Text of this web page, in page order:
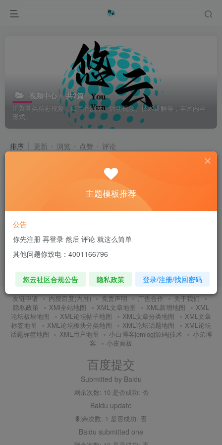
视频中心 共2篇
汇聚各类精彩视频，如产品演示、活动视频、技术讲解等，丰富内容
形式。
排序 更新 浏览 点赞 评论
《哪吒之魔童闹海》：闪耀全球动画票
房榜的国漫之光
# 哪吒之魔童闹海
球票房榜TOP10
# 哪吒2
友链申请 内搜百度(内推) 免责声明 广告合作
关于我们
隐私政策
XMl全站地图 XML文章地图 XML新增地图
XML
论坛板块地图
XML论坛帖子地图 XML文章分类地图
XML文章
标签地图
XML论坛板块分类地图 XML论坛话题地图
XML论坛
话题标签地图
XML用户地图 小白博客|emlog|源码|技术
小弟博
客
小皮面板
百度提交
Submitted by Baidu
剩余次数: 10 是否成功: 否
Baidu update
剩余次数: 1 是否成功: 否
Baidu submitted one
主题模板推荐
公告
你先注册 再登录 然后 评论 就这么简单
其他问题你致电：4001166796
悠云社区合规公告 隐私政策 登录/注册/找回密码